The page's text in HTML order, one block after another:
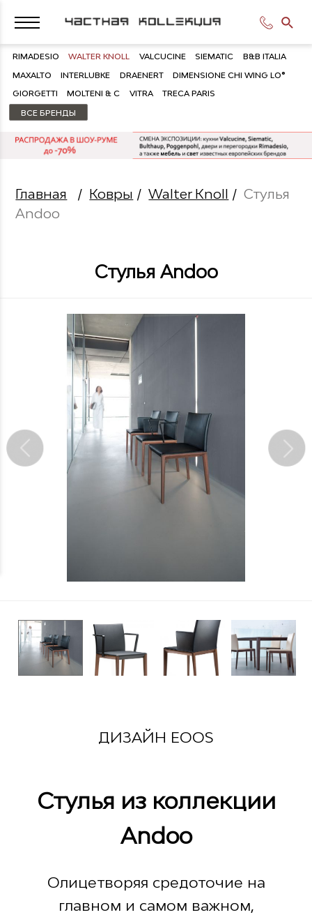
RIMADESIO WALTER KNOLL VALCUCINE SIEMATIC B&B ITALIA
MAXALTO INTERLUBKE DRAENERT DIMENSIONE CHI WING LO®
GIORGETTI MOLTENI & C VITRA TRECA PARIS
ВСЕ БРЕНДЫ
Главная / Ковры /Walter Knoll /Стулья
Andoo
Стулья Andoo
ДИЗАЙН EOOS
Стулья из коллекции
Andoo
Олицетворяя средоточие на
главном и самом важном,